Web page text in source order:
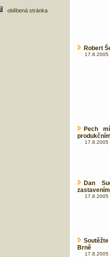
oblíbená stránka
Robert
17.8.2005
Pech
17.8.2005
Dan
17.8.2005
Soutěžte
Brně
17.8.2005